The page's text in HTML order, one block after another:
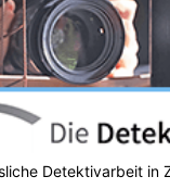
Detektivarbeit in